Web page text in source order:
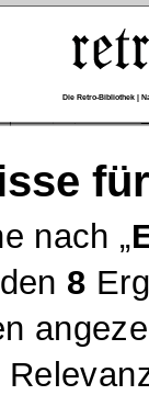
Die Retro-Bibliothek |
nach
8